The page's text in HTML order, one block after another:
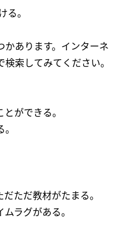
。
あります。インターネ
索してみてください。
ができる。
ただ教材がたまる。
ラグがある。